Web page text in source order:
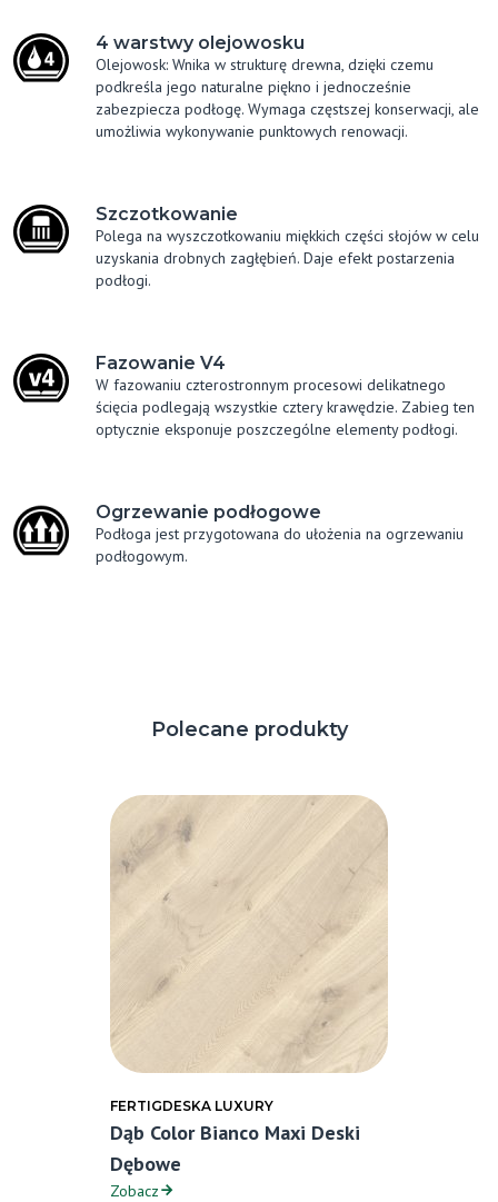
4 warstwy olejowosku
Olejowosk: Wnika w strukturę drewna, dzięki czemu
podkreśla jego naturalne piękno i jednocześnie
zabezpiecza podłogę. Wymaga częstszej konserwacji, ale
umożliwia wykonywanie punktowych renowacji.
Szczotkowanie
Polega na wyszczotkowaniu miękkich części słojów w celu
uzyskania drobnych zagłębień. Daje efekt postarzenia
podłogi.
Fazowanie V4
W fazowaniu czterostronnym procesowi delikatnego
ścięcia podlegają wszystkie cztery krawędzie. Zabieg ten
optycznie eksponuje poszczególne elementy podłogi.
Ogrzewanie podłogowe
Podłoga jest przygotowana do ułożenia na ogrzewaniu
podłogowym.
Polecane produkty
FERTIGDESKA LUXURY
Dąb Color Bianco Maxi Deski
Dębowe
Zobacz